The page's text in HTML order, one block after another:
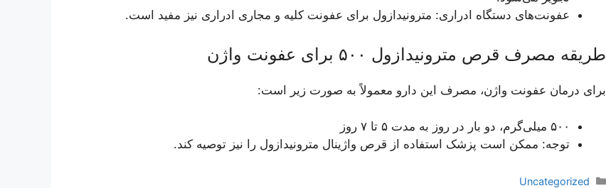
عفونت‌های دستگاه ادراری: مترونیدازول برای عفونت کلیه و مجاری ادراری نیز مفید است.
طریقه مصرف قرص مترونیدازول ۵۰۰ برای عفونت واژن
برای درمان عفونت واژن، مصرف این دارو معمولاً به صورت زیر است:
۵۰۰ میلی‌گرم، دو بار در روز به مدت ۵ تا ۷ روز
توجه: ممکن است پزشک استفاده از قرص واژینال مترونیدازول را نیز توصیه کند.
دسته‌ها
Uncategorized